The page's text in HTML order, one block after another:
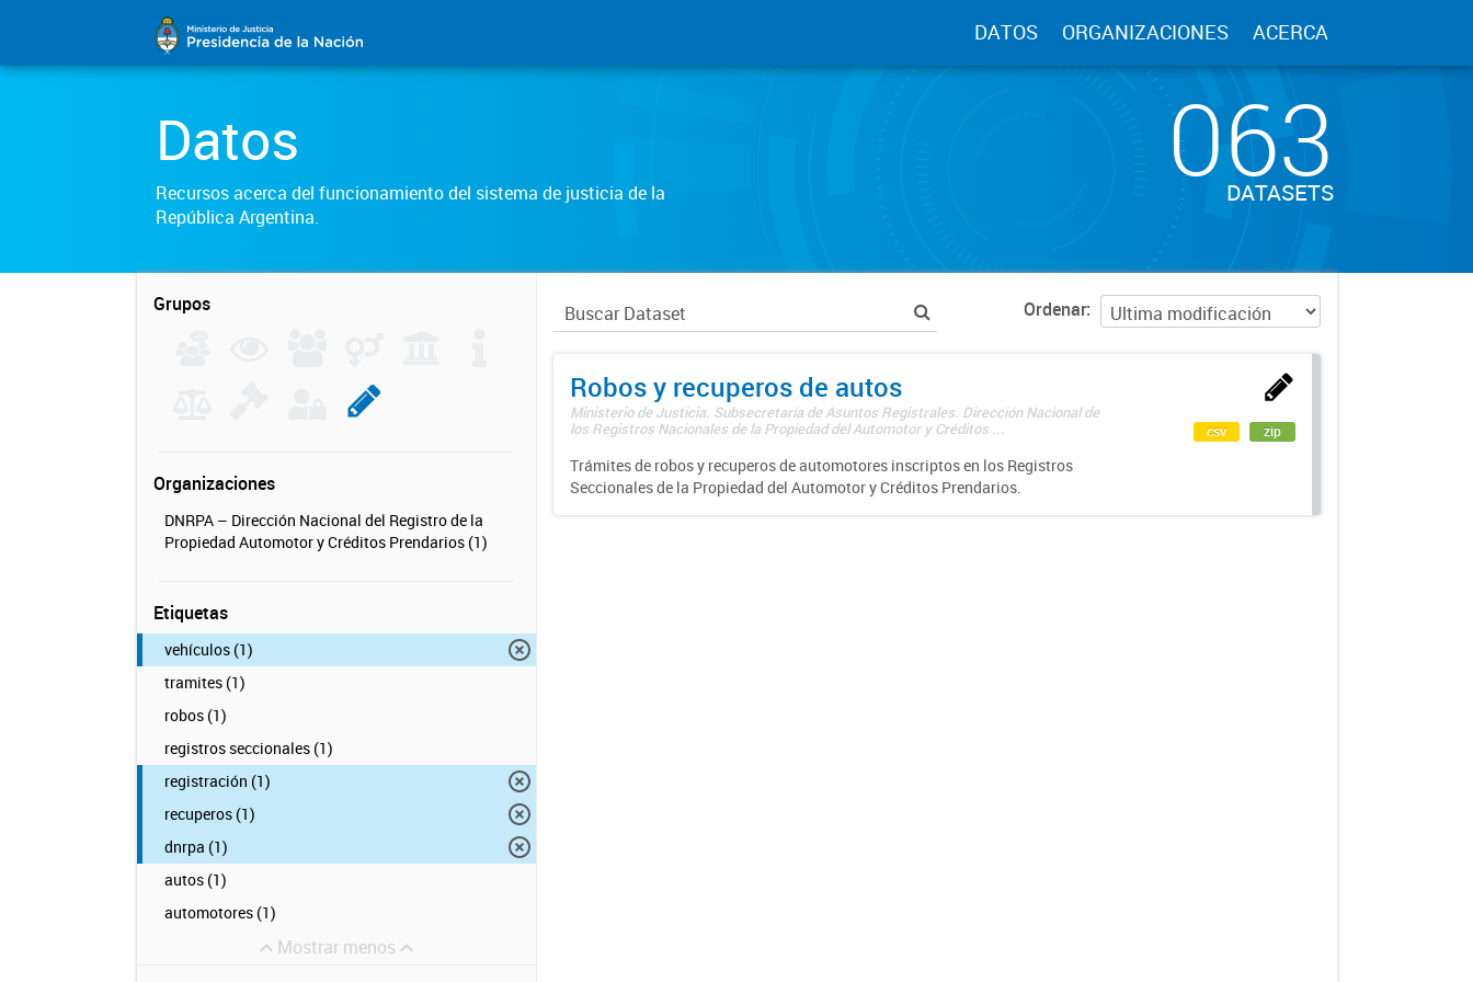
DATOS ORGANIZACIONES ACERCA
Datos
Recursos acerca del funcionamiento del sistema de justicia de la
República Argentina.
063
DATASETS
Grupos
Organizaciones
DNRPA – Dirección Nacional del Registro de la
Propiedad Automotor y Créditos Prendarios (1)
Etiquetas
vehículos (1)
tramites (1)
robos (1)
registros seccionales (1)
registración (1)
recuperos (1)
dnrpa (1)
autos (1)
automotores (1)
Mostrar menos
Ordenar
Robos y recuperos de autos
Ministerio de Justicia. Subsecretaría de Asuntos Registrales. Dirección Nacional de
los Registros Nacionales de la Propiedad del Automotor y Créditos ...
Trámites de robos y recuperos de automotores inscriptos en los Registros
Seccionales de la Propiedad del Automotor y Créditos Prendarios.
csv zip